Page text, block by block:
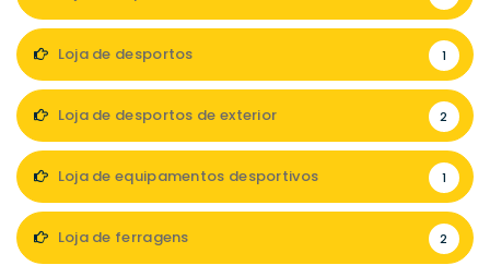
Loja de desportos 1
Loja de desportos de exterior 2
Loja de equipamentos desportivos 1
Loja de ferragens 2